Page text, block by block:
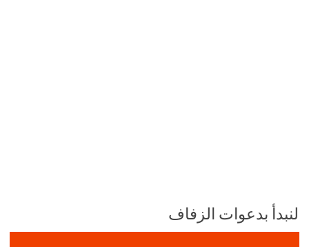
لنبدأ بدعوات الزفاف